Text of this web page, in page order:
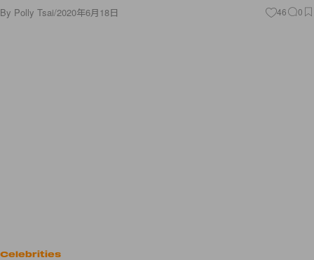
By Polly Tsai/2020年6月18日 46 0
Celebrities